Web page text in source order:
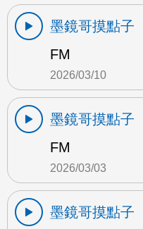
墨鏡哥摸點子
FM
2026/03/10
墨鏡哥摸點子
FM
2026/03/03
墨鏡哥摸點子